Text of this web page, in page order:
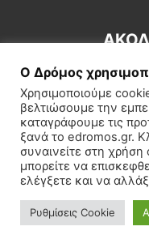
Εγγραφή συνδρομητή
©
Ο Δρόμος
Χρησιμοποιούμε
βελτιώσουμε την
καταγράφουμε τις
ξανά το edromos.gr.
συναινείτε στη
μπορείτε να
ελέγξετε και να
Ρυθμίσεις Cookie